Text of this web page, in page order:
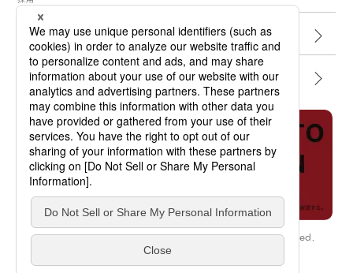
Topics
トピックス
Contact
お問い合わせ
Job Dictionary
オプトランの軌跡
Copyright © OPTORUN CO.,LTD. All Rights Reserved.